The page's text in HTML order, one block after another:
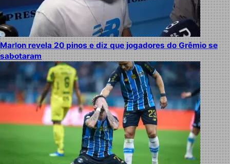
Marlon revela 20 pinos e diz que jogadores do Grêmio se
sabotaram